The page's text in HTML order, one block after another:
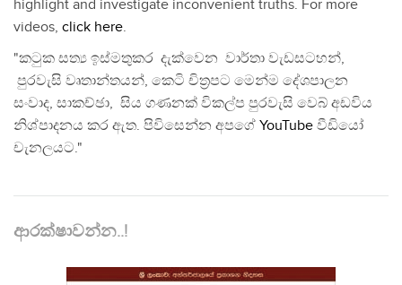
highlight and investigate inconvenient truths. For more
videos, click here.
"කටුක සත්‍ය ඉස්මතුකර දැක්වෙන වාර්තා වැඩසටහන්,
පුරවැසි වෘතාන්තයන්, කෙටි චිත්‍රපට මෙන්ම දේශපාලන
සංවාද, සාකච්ඡා, සිය ගණනක් විකල්ප පුරවැසි වෙබ් අඩවිය
නිශ්පාදනය කර ඇත. පිවිසෙන්න අපගේ YouTube වීඩියෝ
චැනලයට."
ආරක්ෂාවන්න..!